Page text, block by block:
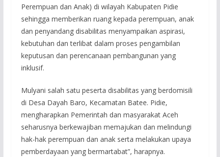
Perempuan dan Anak) di wilayah Kabupaten Pidie
sehingga memberikan ruang kepada perempuan, anak
dan penyandang disabilitas menyampaikan aspirasi,
kebutuhan dan terlibat dalam proses pengambilan
keputusan dan perencanaan pembangunan yang
inklusif.
Mulyani salah satu peserta disabilitas yang berdomisili
di Desa Dayah Baro, Kecamatan Batee. Pidie,
mengharapkan Pemerintah dan masyarakat Aceh
seharusnya berkewajiban memajukan dan melindungi
hak-hak perempuan dan anak serta melakukan upaya
pemberdayaan yang bermartabat”, harapnya.